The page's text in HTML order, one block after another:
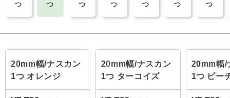
つ
つ
つ
つ
つ
つ
つ
20mm幅/ナスカン
1つ オレンジ
20mm幅/ナスカン
1つ ターコイズ
20mm幅/
1つ ピー